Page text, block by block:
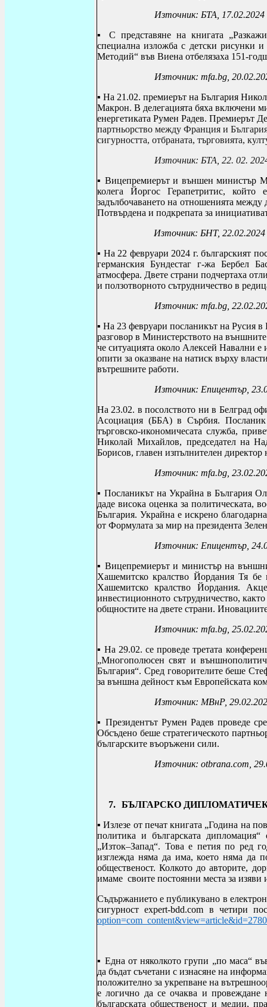
Източник: БТА,
▪
С представяне на книгата
специална изложба с детски рисунки
Методий“ във Виена отбелязаха 151-
Източник: mfa.bg,
▪ На 21.02. премиерът на България
Макрон. В делегацията бяха включени
енергетиката Румен Радев. Премиерът
партньорство между Франция и
сигурността, отбраната, търговията,
Източник: БТА, 22. 02.
▪ Вицепремиерът и външен министър
колега Йоргос Герапетритис,
задълбочаването на отношенията между
Потвърдена и подкрепата за
Източник: БНТ,22.02.2024
▪ На 22 февруари 2024 г. българският
германския Бундестаг г-жа Бербел
атмосфера. Двете страни подчертаха
и ползотворното сътрудничество в
Източник: mfa.bg,
▪ На 23 февруари посланикът на Русия
разговор в Министерството на
че ситуацията около Алексей Навални
опити за оказване на натиск върху
вътрешните работи.
Източник: Епицентър,
На 23.02. в посолството ни в Белград
Асоциация (ББА) в Сърбия.
търговско-икономичесата служба,
Николай Михайлов, председател на
Борисов, главен изпълнителен
Източник: mfa.bg,
▪ Посланикът на Украйна в България
даде висока оценка за политическата,
България. Украйна е искрено
от Формулата за мир на президента
Източник: Епицентър,
▪ Вицепремиерът и министър на
Хашемитско кралство Йордания Тя
Хашемитско кралство Йордания.
инвестиционното сътрудничество,
общностите на двете страни.
Източник: mfa.bg,
▪ На 29.02. се проведе третата
„Многополюсен свят и
България“. Сред говорителите беше
за външна дейност към Европейската
Източник: МВнР,
▪ Президентът Румен Радев проведе
Обсъдено беше стратегическото
българските въоръжени сили.
Източник: otbrana.com,
7. БЪЛГАРСКО
▪ Излезе от печат книгата „Година на
политика и българската дипломация“
„Изток–Запад“. Това е петия по ред
изглежда няма да има, което няма да
общественост. Колкото до авторите,
имаме своите постоянни места за изяви
Съдържанието е публикувано в
сигурностexpert-bdd.com в четири
▪ Една от няколкото групи „по маса“
да бъдат съчетани с изнасяне на
положително за укрепване на
е логично да се очаква и провеждане
българската общественост и медии,